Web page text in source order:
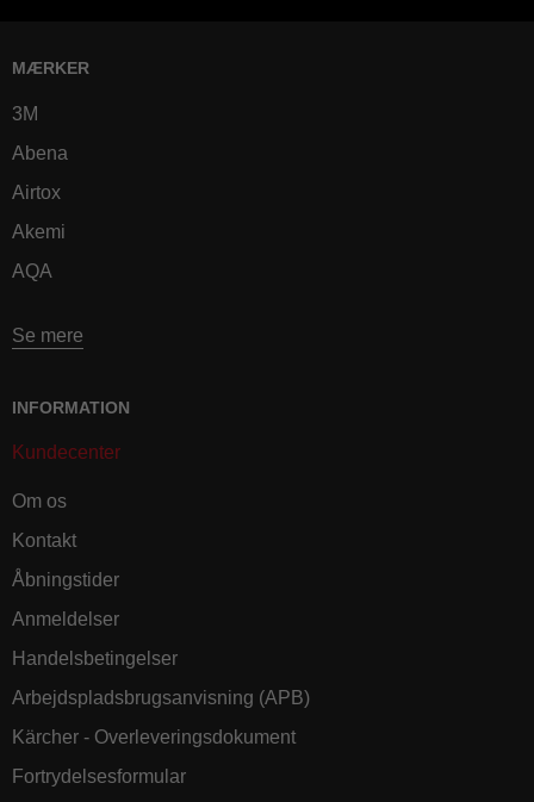
MÆRKER
3M
Abena
Airtox
Akemi
AQA
Se mere
INFORMATION
Kundecenter
Om os
Kontakt
Åbningstider
Anmeldelser
Handelsbetingelser
Arbejdspladsbrugsanvisning (APB)
Kärcher - Overleveringsdokument
Fortrydelsesformular